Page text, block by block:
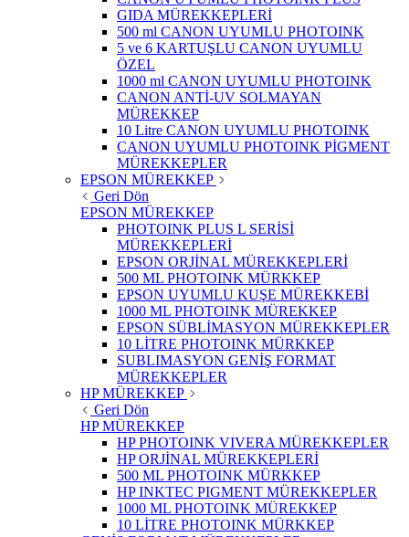
GIDA MÜREKKEPLERİ
500 ml CANON UYUMLU PHOTOINK
5 ve 6 KARTUŞLU CANON UYUMLU
ÖZEL
1000 ml CANON UYUMLU PHOTOINK
CANON ANTİ-UV SOLMAYAN
MÜREKKEP
10 Litre CANON UYUMLU PHOTOINK
CANON UYUMLU PHOTOINK PİGMENT
MÜREKKEPLER
EPSON MÜREKKEP
Geri Dön
EPSON MÜREKKEP
PHOTOINK PLUS L SERİSİ
MÜREKKEPLERİ
EPSON ORJİNAL MÜREKKEPLERİ
500 ML PHOTOINK MÜRKKEP
EPSON UYUMLU KUŞE MÜREKKEBİ
1000 ML PHOTOINK MÜREKKEP
EPSON SÜBLİMASYON MÜREKKEPLER
10 LİTRE PHOTOINK MÜRKKEP
SUBLIMASYON GENİŞ FORMAT
MÜREKKEPLER
HP MÜREKKEP
Geri Dön
HP MÜREKKEP
HP PHOTOINK VIVERA MÜREKKEPLER
HP ORJİNAL MÜREKKEPLERİ
500 ML PHOTOINK MÜRKKEP
HP INKTEC PIGMENT MÜREKKEPLER
1000 ML PHOTOINK MÜREKKEP
10 LİTRE PHOTOINK MÜRKKEP